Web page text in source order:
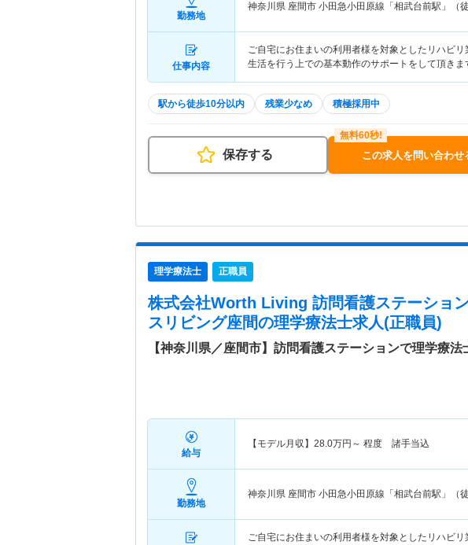
勤務地
神奈川県 座間市 小田急小田原線「相武台前駅」（徒
仕事内容
ご自宅にお住まいの利用者様を対象としたリハビ
生活を行う上での基本動作のサポートをして頂き
駅から徒歩10分以内 残業少なめ 積極採用中
保存する この求人を問い合わせ
理学療法士 正職員
株式会社Worth Living 訪問看護ステーショ
スリビング座間の理学療法士求人(正職員)
【神奈川県／座間市】訪問看護ステーションで理学療法
給与
【モデル月収】 28.0万円～ 程度 諸手当込
勤務地
神奈川県 座間市 小田急小田原線「相武台前駅」（徒
ご自宅にお住まいの利用者様を対象としたリハビ